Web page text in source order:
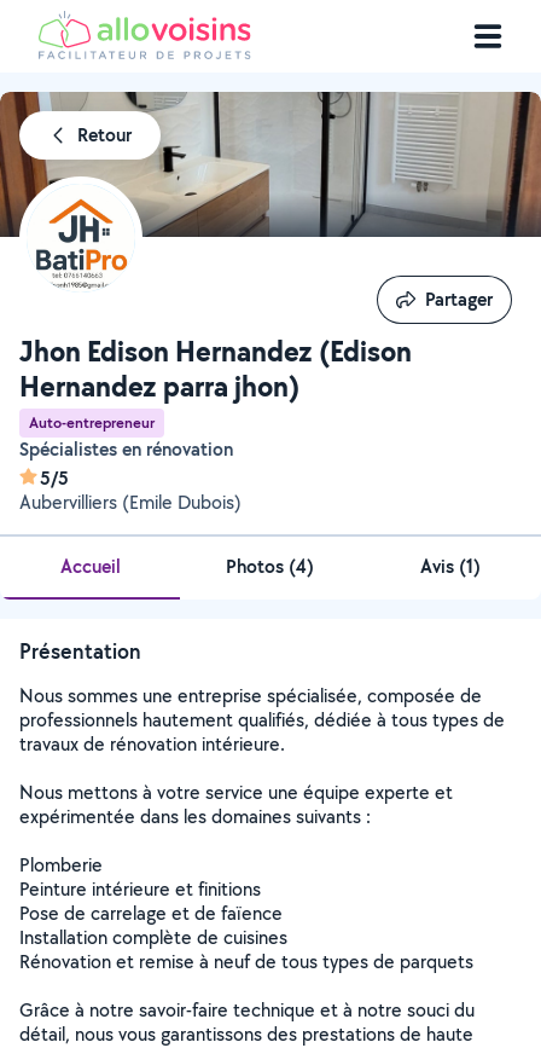
Retour
Jhon Edison Hernandez (Edison
Hernandez parra jhon)
Auto-entrepreneur
Spécialistes en rénovation
5/5
Aubervilliers (Emile Dubois)
Partager
Partager
Accueil Photos (4) Avis (1)
Présentation
Nous sommes une entreprise spécialisée, composée de
professionnels hautement qualifiés, dédiée à tous types de
travaux de rénovation intérieure.
Nous mettons à votre service une équipe experte et
expérimentée dans les domaines suivants :
Plomberie
Peinture intérieure et finitions
Pose de carrelage et de faïence
Installation complète de cuisines
Rénovation et remise à neuf de tous types de parquets
Grâce à notre savoir-faire technique et à notre souci du
détail, nous vous garantissons des prestations de haute